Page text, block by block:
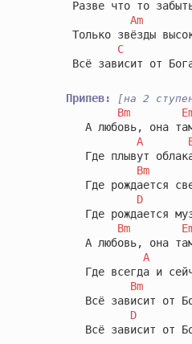
Разве что то
Am
Только звёзды
C
Всё зависит от
Припев: [на 2
Bm
А любовь, она
A
Где плывут
Bm
Где рождается
D
Где рождается
Bm
А любовь, она
A
Где всегда и
Bm
Всё зависит от
D
Всё зависит от